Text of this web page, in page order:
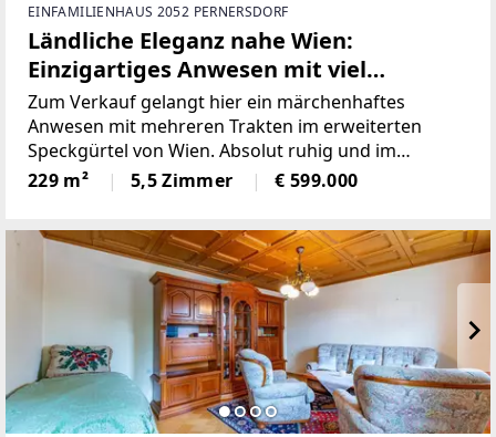
EINFAMILIENHAUS 2052 PERNERSDORF
Ländliche Eleganz nahe Wien:
Einzigartiges Anwesen mit viel
Privatsphäre, Fitness- und
Gästebereich!
Zum Verkauf gelangt hier ein märchenhaftes
Anwesen mit mehreren Trakten im erweiterten
Speckgürtel von Wien. Absolut ruhig und im
landschaftlich wunderschönen Pernersdorf im
Weinviertel gelegen, lädt dieses Objekt zum
229 m² 5,5 Zimmer € 599.000